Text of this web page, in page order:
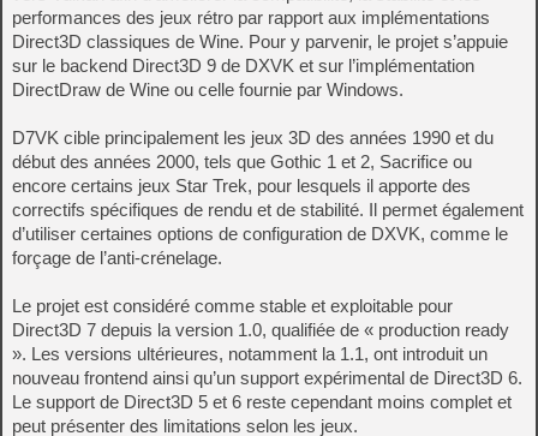
performances des jeux rétro par rapport aux implémentations
Direct3D classiques de Wine. Pour y parvenir, le projet s’appuie
sur le backend Direct3D 9 de DXVK et sur l’implémentation
DirectDraw de Wine ou celle fournie par Windows.
D7VK cible principalement les jeux 3D des années 1990 et du
début des années 2000, tels que Gothic 1 et 2, Sacrifice ou
encore certains jeux Star Trek, pour lesquels il apporte des
correctifs spécifiques de rendu et de stabilité. Il permet également
d’utiliser certaines options de configuration de DXVK, comme le
forçage de l’anti-crénelage.
Le projet est considéré comme stable et exploitable pour
Direct3D 7 depuis la version 1.0, qualifiée de « production ready
». Les versions ultérieures, notamment la 1.1, ont introduit un
nouveau frontend ainsi qu’un support expérimental de Direct3D 6.
Le support de Direct3D 5 et 6 reste cependant moins complet et
peut présenter des limitations selon les jeux.